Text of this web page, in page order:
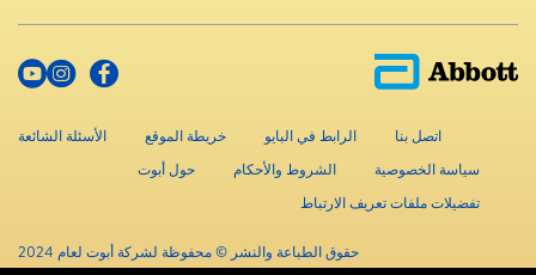
اتصل بنا الرابط في البايو خريطة الموقع
الأسئلة الشائعة
سياسة الخصوصية
الشروط والأحكام
حول أبوت
تفضيلات ملفات تعريف الارتباط
حقوق الطباعة والنشر © محفوظة لشركة أبوت لعام 2024